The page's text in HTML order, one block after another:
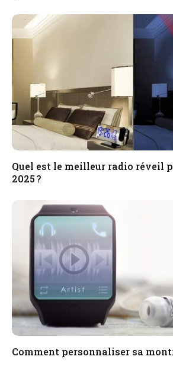
Quel est le meilleur radio réveil
2025 ?
Comment personnaliser sa